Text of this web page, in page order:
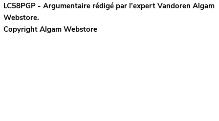
LC58PGP - Argumentaire rédigé par l’expert Vandoren Algam
Webstore.
Copyright Algam Webstore